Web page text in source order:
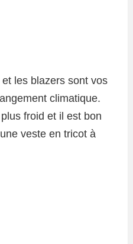
les blazers sont vos
climatique.
froid et il est bon
veste en tricot à